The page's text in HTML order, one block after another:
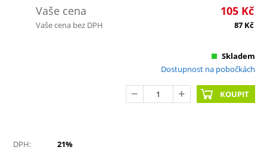
Vaše cena 105 Kč
Vaše cena bez DPH 87 Kč
Skladem
Dostupnost na pobočkách
KOUPIT
DPH:
21%